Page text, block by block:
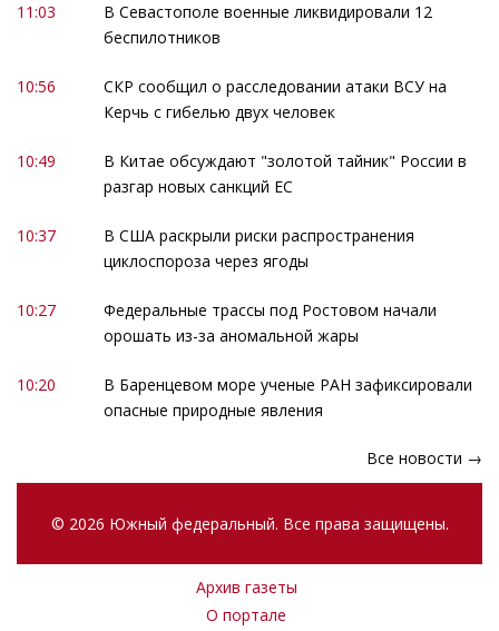
11:03
В Севастополе военные ликвидировали 12
беспилотников
10:56
СКР сообщил о расследовании атаки ВСУ на
Керчь с гибелью двух человек
10:49
В Китае обсуждают "золотой тайник" России в
разгар новых санкций ЕС
10:37
В США раскрыли риски распространения
циклоспороза через ягоды
10:27
Федеральные трассы под Ростовом начали
орошать из-за аномальной жары
10:20
В Баренцевом море ученые РАН зафиксировали
опасные природные явления
Все новости →
© 2026 Южный федеральный. Все права защищены.
Архив газеты
О портале